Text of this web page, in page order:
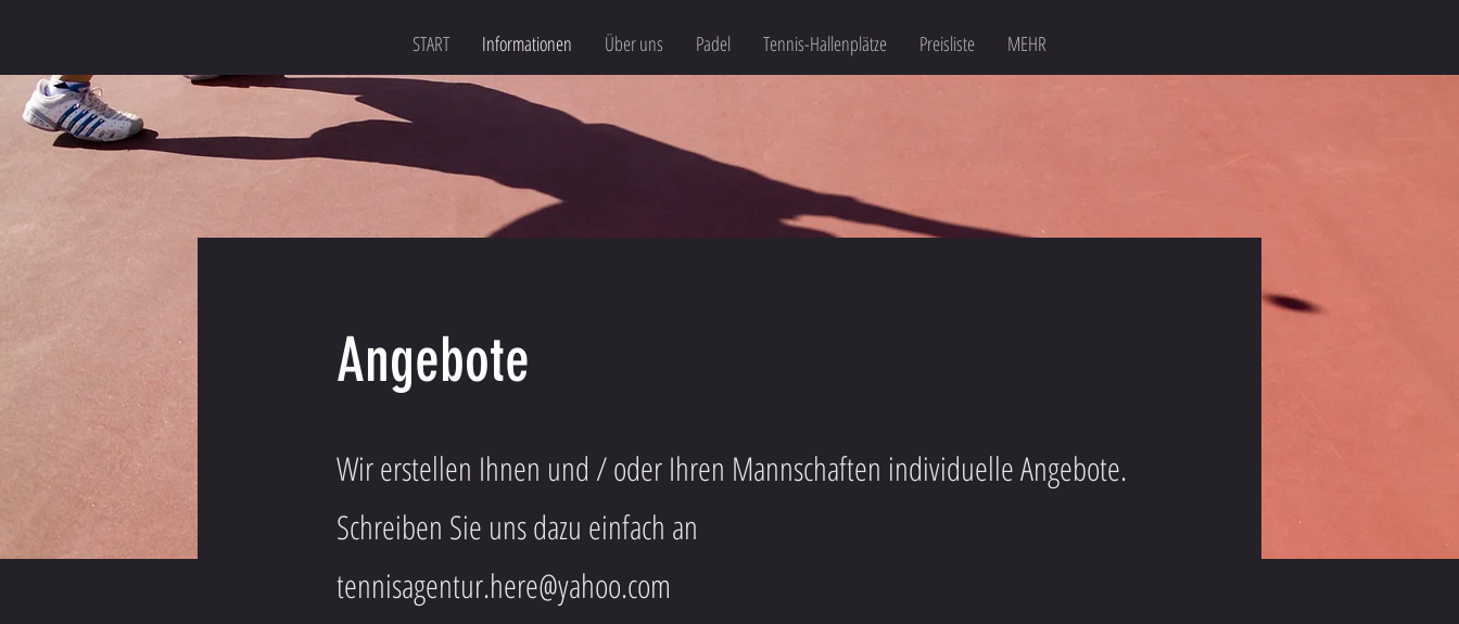
START Informationen Über uns Padel Tennis-Hallenplätze Preisliste MEHR
Angebote
Wir erstellen Ihnen und / oder Ihren Mannschaften individuelle Angebote.
Schreiben Sie uns dazu einfach an
tennisagentur.here@yahoo.com